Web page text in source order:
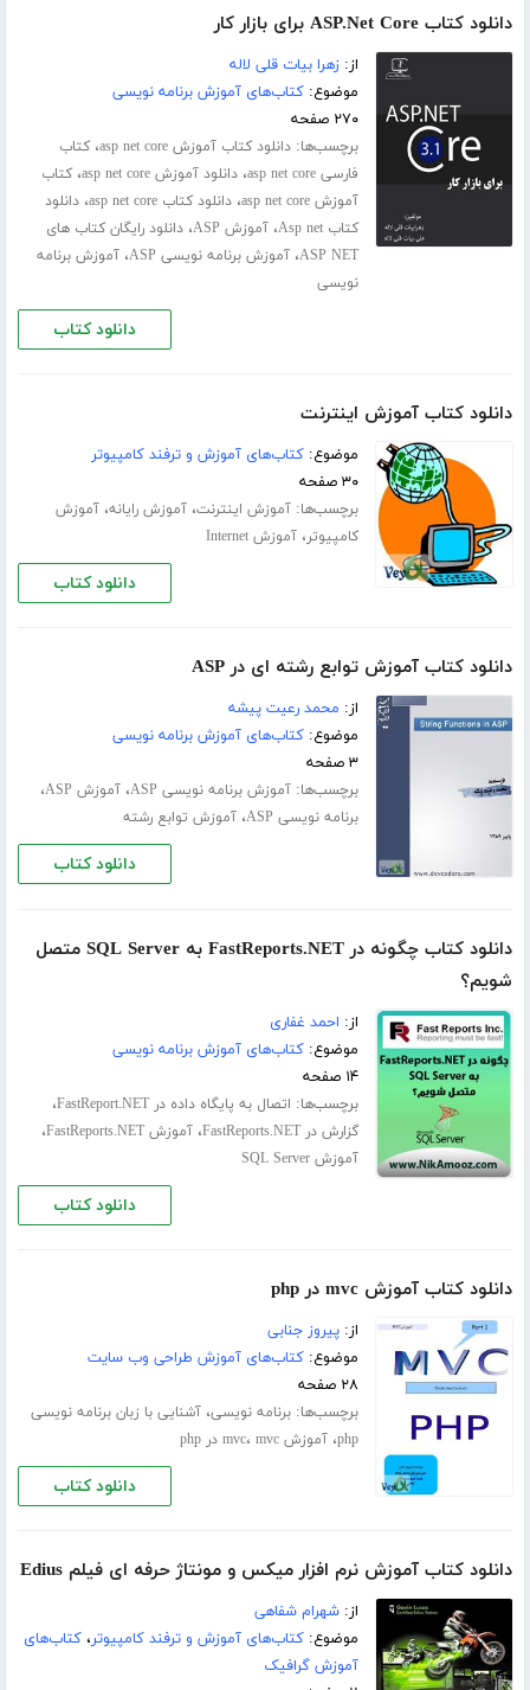
دانلود کتاب ASP.Net Core برای بازار کار
از:زهرا بیات قلی لاله
موضوع:کتاب‌های آموزش برنامه نویسی
۲۷۰ صفحه
برچسب‌ها:دانلود کتاب آموزش asp net core ،کتاب
فارسی asp net core
،دانلود آموزش asp net core ،کتاب
آموزش asp net core
،دانلود کتاب asp net core ،دانلود
کتاب Asp net
،آموزش ASP ،دانلود رایگان کتاب های
ASP NET،آموزش برنامه نویسی ASP ،آموزش برنامه
نویسی
دانلود کتاب
دانلود کتاب آموزش اینترنت
موضوع:کتاب‌های آموزش و ترفند کامپیوتر
۳۰ صفحه
برچسب‌ها:آموزش اینترنت،آموزش رایانه،آموزش
کامپیوتر،آموزش Internet
دانلود کتاب
دانلود کتاب آموزش توابع رشته ای در ASP
از: محمد رعیت پیشه
موضوع:کتاب‌های آموزش برنامه نویسی
۳ صفحه
برچسب‌ها:آموزش برنامه نویسی ASP ،آموزش ASP ،
برنامه نویسی ASP ،آموزش توابع رشته
دانلود کتاب
دانلود کتاب چگونه در FastReports.NET به SQL Server متصل
شویم؟
از: احمد غفاری
موضوع:کتاب‌های آموزش برنامه نویسی
۱۴ صفحه
برچسب‌ها: اتصال به پایگاه داده در FastReport.NET ،
گزارش در FastReports.NET ،آموزش FastReports.NET ،
آموزش SQL Server
دانلود کتاب
دانلود کتاب آموزش mvc در php
از:پیروز جنابی
موضوع:کتاب‌های آموزش طراحی وب سایت
۲۸ صفحه
برچسب‌ها:برنامه نویسی،آشنایی با زبان برنامه نویسی
php،آموزش mvc ، mvc در php
دانلود کتاب
دانلود کتاب آموزش نرم افزار میکس و مونتاژ حرفه ای فیلم Edius
از:شهرام شفاهی
موضوع:کتاب‌های آموزش و ترفند کامپیوتر،کتاب‌های
آموزش گرافیک